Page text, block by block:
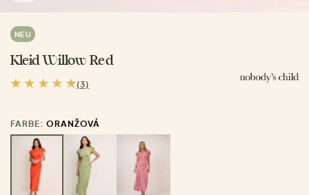
NEU
Kleid Willow Red
(3)
FARBE: ORANŽOVÁ